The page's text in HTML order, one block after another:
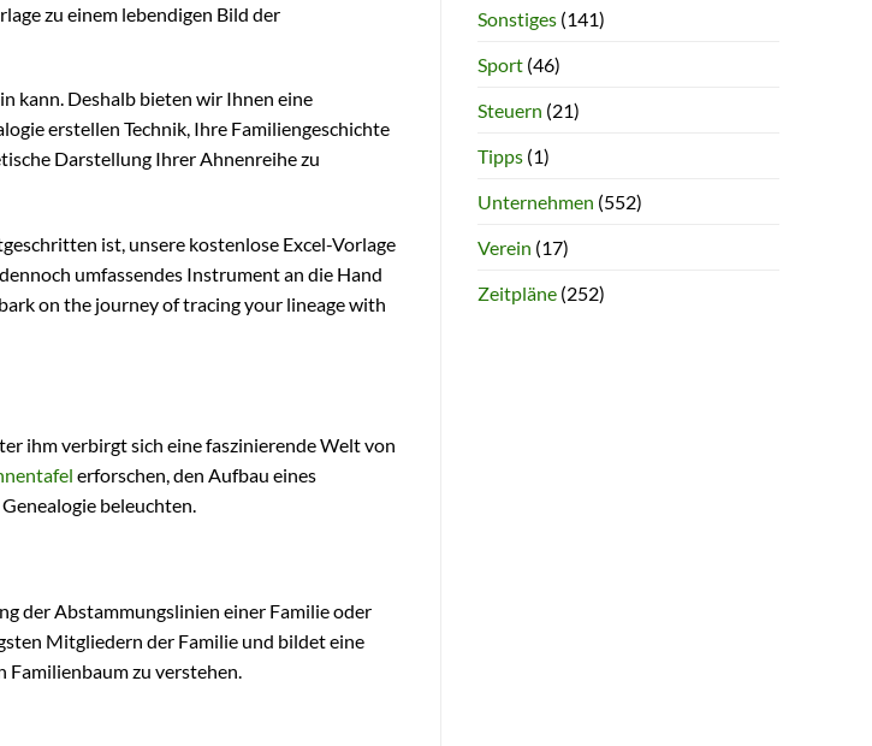
zu einem lebendigen Bild der
kann. Deshalb bieten wir Ihnen eine
erstellen Technik, Ihre Familiengeschichte
Darstellung Ihrer Ahnenreihe zu
ist, unsere kostenlose Excel-Vorlage
umfassendes Instrument an die Hand
on the journey of tracing your lineage with
ihm verbirgt sich eine faszinierende Welt von
erforschen, den Aufbau eines
beleuchten.
der Abstammungslinien einer Familie oder
Mitgliedern der Familie und bildet eine
Familienbaum zu verstehen.
Sonstiges(141)
Sport(46)
Steuern (21)
Tipps(1)
Unternehmen (552)
Verein (17)
Zeitpläne(252)